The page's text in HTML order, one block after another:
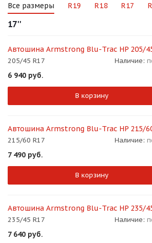
Все размеры R19 R18 R17
17''
Автошина Armstrong Blu-Trac HP 205/
205/45 R17 Наличие:
6 940 руб.
В корзину
Автошина Armstrong Blu-Trac HP 215/
215/60 R17 Наличие:
7 490 руб.
В корзину
Автошина Armstrong Blu-Trac HP 235/
235/45 R17 Наличие:
7 640 руб.
plait.ru